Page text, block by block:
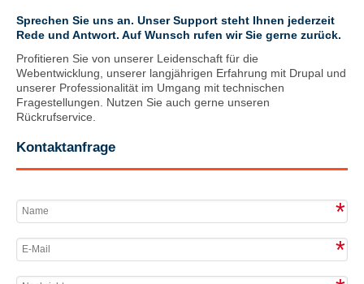
Sprechen Sie uns an. Unser Support steht Ihnen jederzeit
Rede und Antwort. Auf Wunsch rufen wir Sie gerne zurück.
Profitieren Sie von unserer Leidenschaft für die
Webentwicklung, unserer langjährigen Erfahrung mit Drupal und
unserer Professionalität im Umgang mit technischen
Fragestellungen. Nutzen Sie auch gerne unseren
Rückrufservice.
Kontaktanfrage
*
*